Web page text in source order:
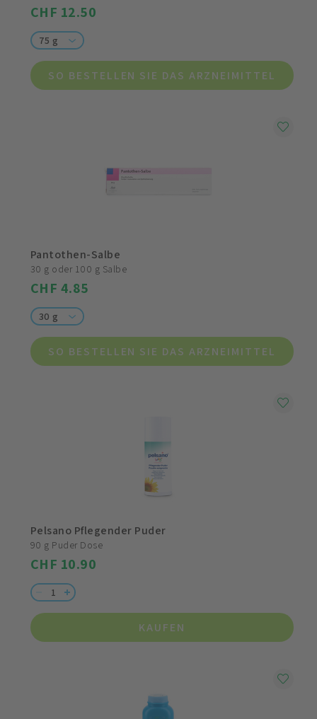
CHF 12.50
75 g
SO BESTELLEN SIE DAS ARZNEIMITTEL
Pantothen-Salbe
30 g oder 100 g Salbe
CHF 4.85
30 g
SO BESTELLEN SIE DAS ARZNEIMITTEL
Pelsano Pflegender Puder
90 g Puder Dose
CHF 10.90
KAUFEN